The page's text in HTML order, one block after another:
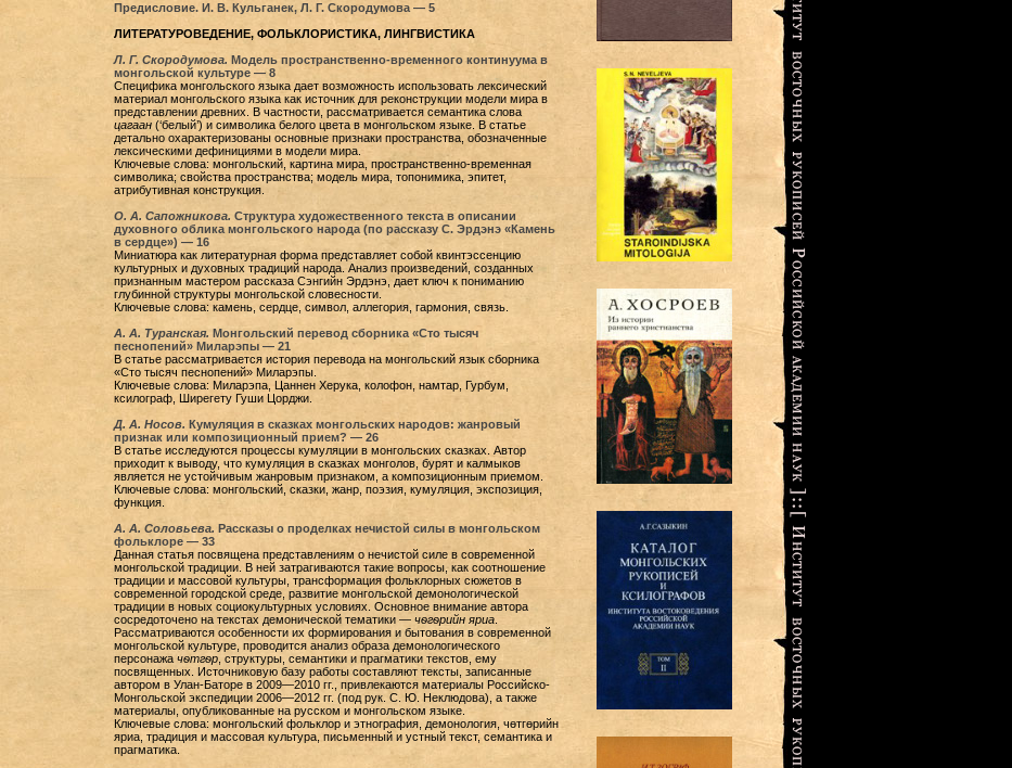
Предисловие. И. В. Кульганек, Л. Г. Скородумова — 5
ЛИТЕРАТУРОВЕДЕНИЕ, ФОЛЬКЛОРИСТИКА, ЛИНГВИСТИКА
Л. Г. Скородумова. Модель пространственно-временного континуума в
монгольской культуре — 8
Специфика монгольского языка дает возможность использовать лексический
материал монгольского языка как источник для реконструкции модели мира в
представлении древних. В частности, рассматривается семантика слова
цагаан(‘белый’) и символика белого цвета в монгольском языке. В статье
детально охарактеризованы основные признаки пространства, обозначенные
лексическими дефинициями в модели мира.
Ключевые слова: монгольский, картина мира, пространственно-временная
символика; свойства пространства; модель мира, топонимика, эпитет,
атрибутивная конструкция.
О. А. Сапожникова. Структура художественного текста в описании
духовного облика монгольского народа (по рассказу С. Эрдэнэ «Камень
в сердце») — 16
Миниатюра как литературная форма представляет собой квинтэссенцию
культурных и духовных традиций народа. Анализ произведений, созданных
признанным мастером рассказа Сэнгийн Эрдэнэ, дает ключ к пониманию
глубинной структуры монгольской словесности.
Ключевые слова: камень, сердце, символ, аллегория, гармония, связь.
А. А. Туранская. Монгольский перевод сборника «Сто тысяч
песнопений» Миларэпы — 21
В статье рассматривается история перевода на монгольский язык сборника
«Сто тысяч песнопений» Миларэпы.
Ключевые слова: Миларэпа, Цаннен Херука, колофон, намтар, Гурбум,
ксилограф, Ширегету Гуши Цорджи.
Д. А. Носов. Кумуляция в сказках монгольских народов: жанровый
признак или композиционный прием? — 26
В статье исследуются процессы кумуляции в монгольских сказках. Автор
приходит к выводу, что кумуляция в сказках монголов, бурят и калмыков
является не устойчивым жанровым признаком, а композиционным приемом.
Ключевые слова: монгольский, сказки, жанр, поэзия, кумуляция, экспозиция,
функция.
А. А. Соловьева. Рассказы о проделках нечистой силы в монгольском
фольклоре — 33
Данная статья посвящена представлениям о нечистой силе в современной
монгольской традиции. В ней затрагиваются такие вопросы, как соотношение
традиции и массовой культуры, трансформация фольклорных сюжетов в
современной городской среде, развитие монгольской демонологической
традиции в новых социокультурных условиях. Основное внимание автора
сосредоточено на текстах демонической тематики — чѳгѳрийн яриа.
Рассматриваются особенности их формирования и бытования в современной
монгольской культуре, проводится анализ образа демонологического
персонажа чѳтгѳр, структуры, семантики и прагматики текстов, ему
посвященных. Источниковую базу работы составляют тексты, записанные
автором в Улан-Баторе в 2009—2010 гг., привлекаются материалы Российско-
Монгольской экспедиции 2006—2012 гг. (под рук. С. Ю. Неклюдова), а также
материалы, опубликованные на русском и монгольском языке.
Ключевые слова: монгольский фольклор и этнография, демонология, чѳтгѳрийн
яриа, традиция и массовая культура, письменный и устный текст, семантика и
прагматика.